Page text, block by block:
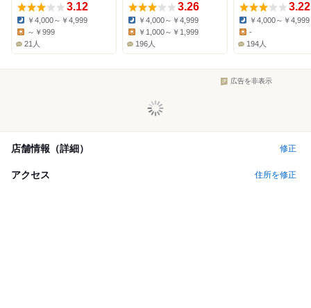
3.12
Dinner:
￥4,000～￥4,999
Lunch:
～￥999
21人
3.26
Dinner:
￥4,000～￥4,999
￥1,000～￥1,999
196人
3.22
Dinner:
￥4,000～￥4,999
-
194人
広告を非表示
店舗情報（詳細） 修正
アクセス 住所を修正